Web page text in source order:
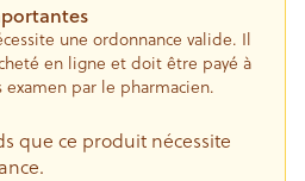
une ordonnance valide. Il
en ligne et doit être payé à
examen par le pharmacien.
que ce produit nécessite